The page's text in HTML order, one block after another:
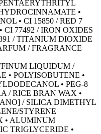
•
• CI 15850 / RED 7
CI 77492 / IRON OXIDES
/ TITANIUM DIOXIDE
/ FRAGRANCE
LIQUIDUM /
• POLYISOBUTENE •
• PEG-8
/ RICE BRAN WAX •
/ SILICA DIMETHYL
STYRENE
• ALUMINUM
TRIGLYCERIDE •